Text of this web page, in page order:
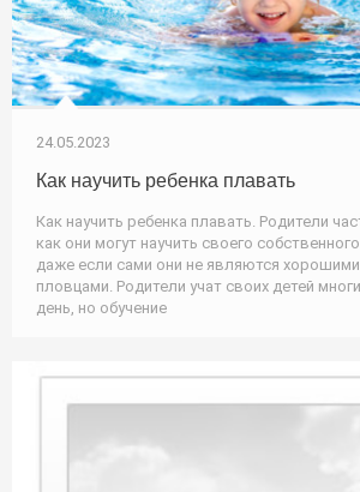
24.05.2023
Как научить ребенка плавать
Как научить ребенка плавать. Родители
как они могут научить своего
даже если сами они не являются
пловцами. Родители учат своих детей
день, но обучение